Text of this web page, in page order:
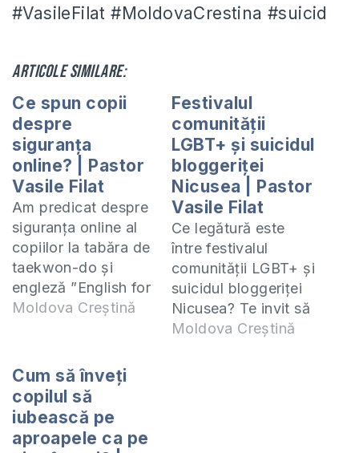
#VasileFilat #MoldovaCrestina #suicid
Articole similare:
Ce spun copii
despre
siguranța
online? | Pastor
Vasile Filat
Am predicat despre
siguranța online al
copiilor la tabăra de
taekwon-do și
engleză ”English for
a New Life”. Vă invit
siguranța online și
înțelegeți mai bine
cum puteți proteja
copii
dumneavoastră.
Moldova Creștină
Festivalul
comunității
LGBT+ și suicidul
bloggeriței
Nicusea | Pastor
Vasile Filat
Ce legătură este
între festivalul
comunității LGBT+ și
suicidul bloggeriței
Nicusea? Te invit să
studiem împreună
Moldova Creștină
Cum să înveți
copilul să
iubească pe
aproapele ca pe